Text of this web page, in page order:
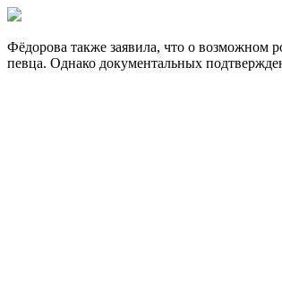
Фёдорова также заявила, что о возможном
певца. Однако документальных